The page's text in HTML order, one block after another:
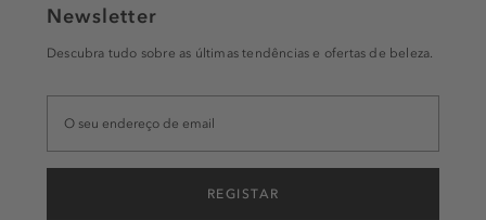
Newsletter
Descubra tudo sobre as últimas tendências e ofertas de beleza.
REGISTAR